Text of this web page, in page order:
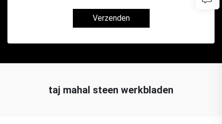
Verzenden
taj mahal steen werkbladen